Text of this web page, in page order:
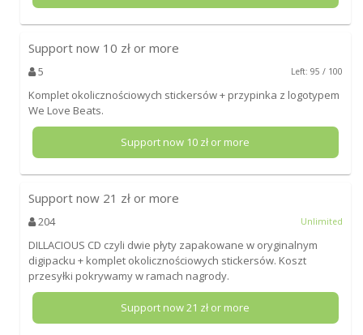
Support now 10 zł or more
5 Left: 95 / 100
Komplet okolicznościowych stickersów + przypinka z logotypem
We Love Beats.
Support now 10 zł or more
Support now 21 zł or more
204 Unlimited
DILLACIOUS CD czyli dwie płyty zapakowane w oryginalnym
digipacku + komplet okolicznościowych stickersów. Koszt
przesyłki pokrywamy w ramach nagrody.
Support now21 zł or more